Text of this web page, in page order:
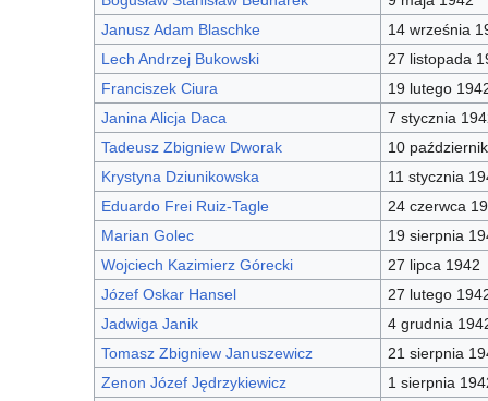
Janusz Adam Blaschke
14 września
Lech Andrzej Bukowski
27 listopada
Franciszek Ciura
19 lutego
Janina Alicja Daca
7 stycznia
Tadeusz Zbigniew Dworak
10
Krystyna Dziunikowska
11 stycznia
Eduardo Frei Ruiz-Tagle
24 czerwca
Marian Golec
19 sierpnia
Wojciech Kazimierz Górecki
27 lipca 1942
Józef Oskar Hansel
27 lutego
Jadwiga Janik
4 grudnia
Tomasz Zbigniew Januszewicz
21 sierpnia
Zenon Józef Jędrzykiewicz
1 sierpnia